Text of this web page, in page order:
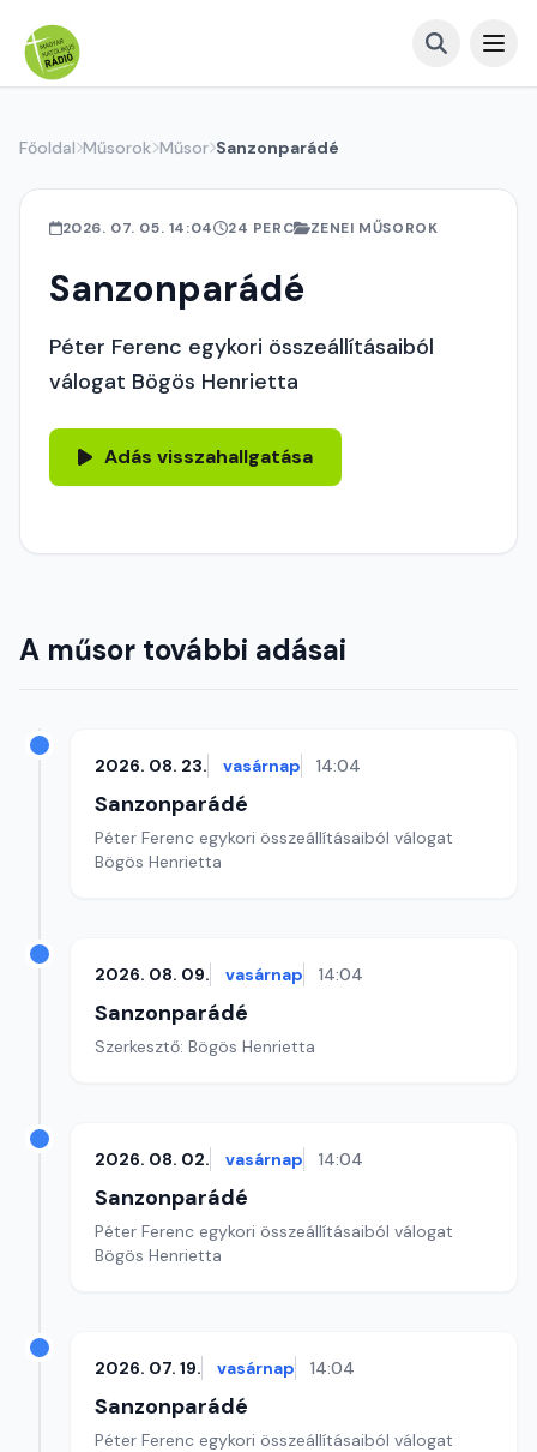
Főoldal Műsorok Műsor Sanzonparádé
2026. 07. 05. 14:04 24 PERC ZENEI MŰSOROK
Sanzonparádé
Péter Ferenc egykori összeállításaiból
válogat Bögös Henrietta
Adás visszahallgatása
A műsor további adásai
2026. 08. 23. vasárnap 14:04
Sanzonparádé
Péter Ferenc egykori összeállításaiból válogat
Bögös Henrietta
2026. 08. 09. vasárnap 14:04
Sanzonparádé
Szerkesztő: Bögös Henrietta
2026. 08. 02. vasárnap 14:04
Sanzonparádé
Péter Ferenc egykori összeállításaiból válogat
Bögös Henrietta
2026. 07. 19. vasárnap 14:04
Sanzonparádé
Péter Ferenc egykori összeállításaiból válogat